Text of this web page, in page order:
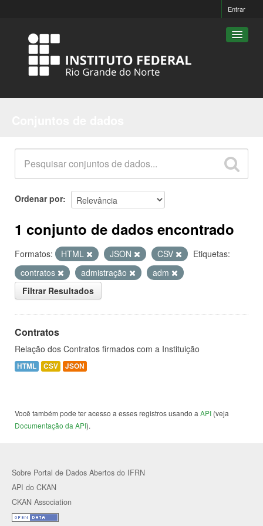
Entrar
Grupos
Sobre
Ordenar por
1 conjunto de dados encontrado
Formatos: HTML JSON CSV
Etiquetas:
contratos
admistração
adm
Filtrar Resultados
Contratos
Relação dos Contratos firmados com a Instituição
HTML CSV JSON
Você também pode ter acesso a esses registros usando a API (veja
Documentação da API).
Sobre Portal de Dados Abertos do IFRN
API do CKAN
CKAN Association